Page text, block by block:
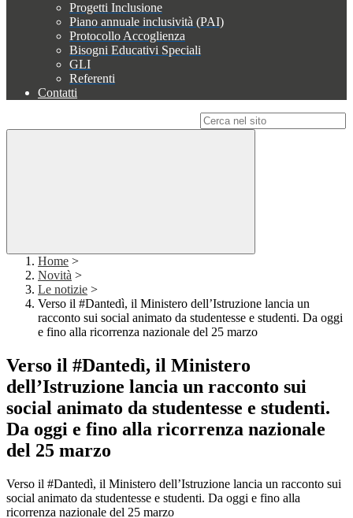
Progetti Inclusione
Piano annuale inclusività (PAI)
Protocollo Accoglienza
Bisogni Educativi Speciali
GLI
Referenti
Contatti
Home >
Novità >
Le notizie >
Verso il #Dantedì, il Ministero dell’Istruzione lancia un
racconto sui social animato da studentesse e studenti. Da oggi
e fino alla ricorrenza nazionale del 25 marzo
Verso il #Dantedì, il Ministero
dell’Istruzione lancia un racconto sui
social animato da studentesse e studenti.
Da oggi e fino alla ricorrenza nazionale
del 25 marzo
Verso il #Dantedì, il Ministero dell’Istruzione lancia un racconto sui
social animato da studentesse e studenti. Da oggi e fino alla
ricorrenza nazionale del 25 marzo